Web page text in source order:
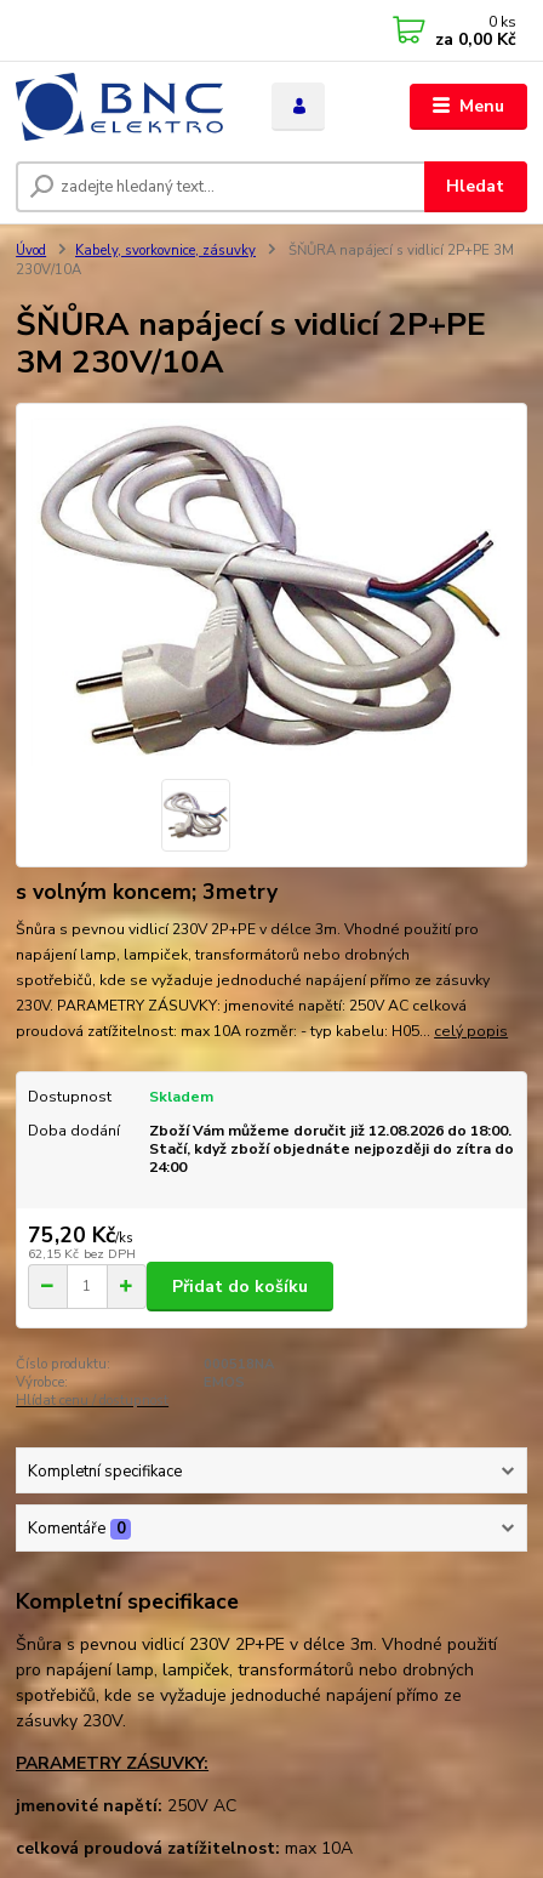
Menu
Hledat
0 ks
za 0,00 Kč
Úvod Kabely, svorkovnice, zásuvky
ŠŇŮRA napájecí s vidlicí 2P+PE 3M
230V/10A
ŠŇŮRA napájecí s vidlicí 2P+PE
3M 230V/10A
s volným koncem; 3metry
Šnůra s pevnou vidlicí 230V 2P+PE v délce 3m. Vhodné použití pro
napájení lamp, lampiček, transformátorů nebo drobných
spotřebičů, kde se vyžaduje jednoduché napájení přímo ze zásuvky
230V. PARAMETRY ZÁSUVKY: jmenovité napětí: 250V AC celková
proudová zatížitelnost: max 10A rozměr: - typ kabelu: H05... celý popis
Dostupnost
Skladem
Doba dodání
Zboží Vám můžeme doručit již 12.08.2026 do 18:00.
Stačí, když zboží objednáte nejpozději do zítra do
24:00
75,20 Kč/ks
62,15 Kč bez DPH
Přidat do košíku
Číslo produktu:
000518NA
Výrobce:
EMOS
Hlídat cenu / dostupnost
Kompletní specifikace
Komentáře 0
Kompletní specifikace
Šnůra s pevnou vidlicí 230V 2P+PE v délce 3m. Vhodné použití
pro napájení lamp, lampiček, transformátorů nebo drobných
spotřebičů, kde se vyžaduje jednoduché napájení přímo ze
zásuvky 230V.
PARAMETRY ZÁSUVKY:
jmenovité napětí: 250V AC
celková proudová zatížitelnost: max 10A